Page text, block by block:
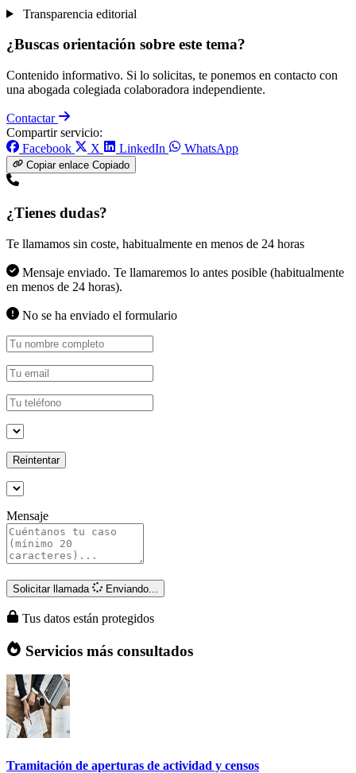
Transparencia editorial
¿Buscas orientación sobre este tema?
Contenido informativo. Si lo solicitas, te ponemos en contacto con
una abogada colegiada colaboradora independiente.
Contactar
Compartir servicio:
Facebook
X LinkedIn WhatsApp
Copiar enlace Copiado
¿Tienes dudas?
Te llamamos sin coste, habitualmente en menos de 24 horas
Mensaje enviado. Te llamaremos lo antes posible (habitualmente
en menos de 24 horas).
No se ha enviado el formulario
Reintentar
Mensaje
Solicitar llamada Enviando...
Tus datos están protegidos
Servicios más consultados
Tramitación de aperturas de actividad y censos